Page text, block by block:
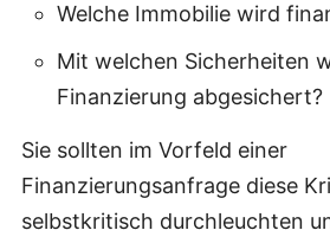
Welche Immobilie wird
Mit welchen Sicherheiten
Finanzierung abgesichert?
Sie sollten im Vorfeld einer
Finanzierungsanfrage diese
selbstkritisch durchleuchten